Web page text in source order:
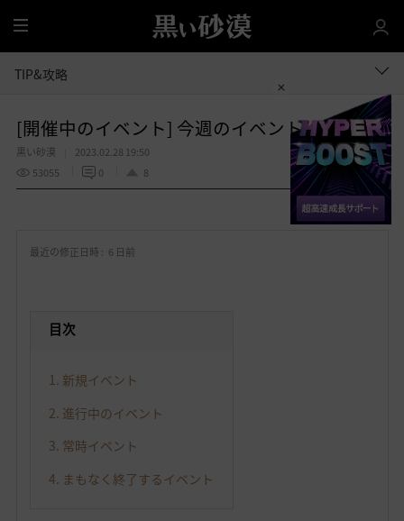
全
体
TIP&攻略
[開催中のイベント] 今週のイベントは？
黒い砂漠
2023.02.28 19:50
53055
0 8
お 共有する
最近の修正日時 : 6 日前
目次
1. 新規イベント
2. 進行中のイベント
3. 常時イベント
4. まもなく終了するイベント